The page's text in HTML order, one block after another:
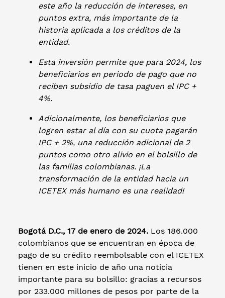
este año la reducción de intereses, en
puntos extra, más importante de la
historia aplicada a los créditos de la
entidad.
Esta inversión permite que para 2024, los
beneficiarios en periodo de pago que no
reciben subsidio de tasa paguen el IPC +
4%.
Adicionalmente, los beneficiarios que
logren estar al día con su cuota pagarán
IPC + 2%, una reducción adicional de 2
puntos como otro alivio en el bolsillo de
las familias colombianas. ¡La
transformación de la entidad hacia un
ICETEX más humano es una realidad!
Bogotá D.C., 17 de enero de 2024. Los 186.000
colombianos que se encuentran en época de
pago de su crédito reembolsable con el ICETEX
tienen en este inicio de año una noticia
importante para su bolsillo: gracias a recursos
por 233.000 millones de pesos por parte de la